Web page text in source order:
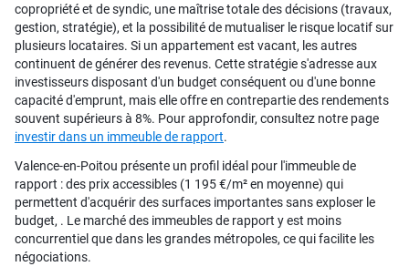
copropriété et de syndic, une maîtrise totale des décisions (travaux,
gestion, stratégie), et la possibilité de mutualiser le risque locatif sur
plusieurs locataires. Si un appartement est vacant, les autres
continuent de générer des revenus. Cette stratégie s'adresse aux
investisseurs disposant d'un budget conséquent ou d'une bonne
capacité d'emprunt, mais elle offre en contrepartie des rendements
souvent supérieurs à 8%. Pour approfondir, consultez notre page
investir dans un immeuble de rapport.
Valence-en-Poitou présente un profil idéal pour l'immeuble de
rapport : des prix accessibles (1 195 €/m² en moyenne) qui
permettent d'acquérir des surfaces importantes sans exploser le
budget, . Le marché des immeubles de rapport y est moins
concurrentiel que dans les grandes métropoles, ce qui facilite les
négociations.